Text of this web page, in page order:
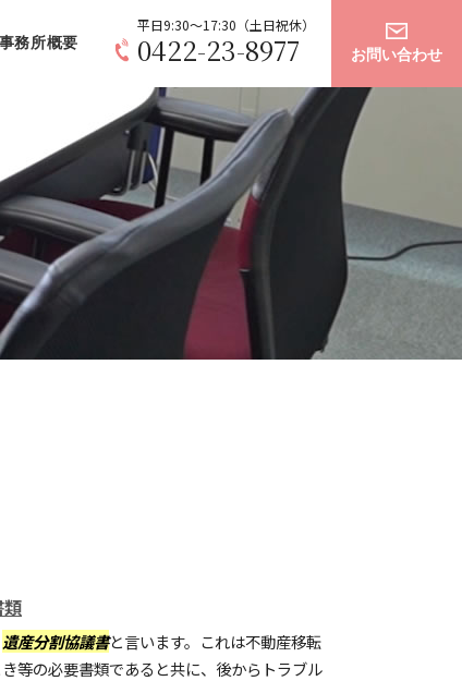
平日9:30～17:30（土日祝休）
0422-23-8977 お問い合わせ
事務所概要
遺産分割協議書と言います。これは不動産移転
等の必要書類であると共に、後からトラブル